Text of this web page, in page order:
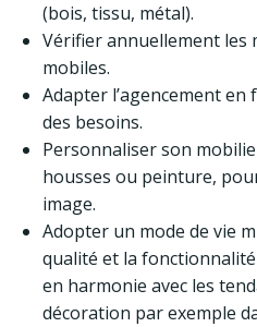
(bois, tissu, métal).
Vérifier annuellement les
mobiles.
Adapter l’agencement en
des besoins.
Personnaliser son
housses ou peinture,
image.
Adopter un mode de vie
qualité et la
en harmonie avec les
décoration par exemple